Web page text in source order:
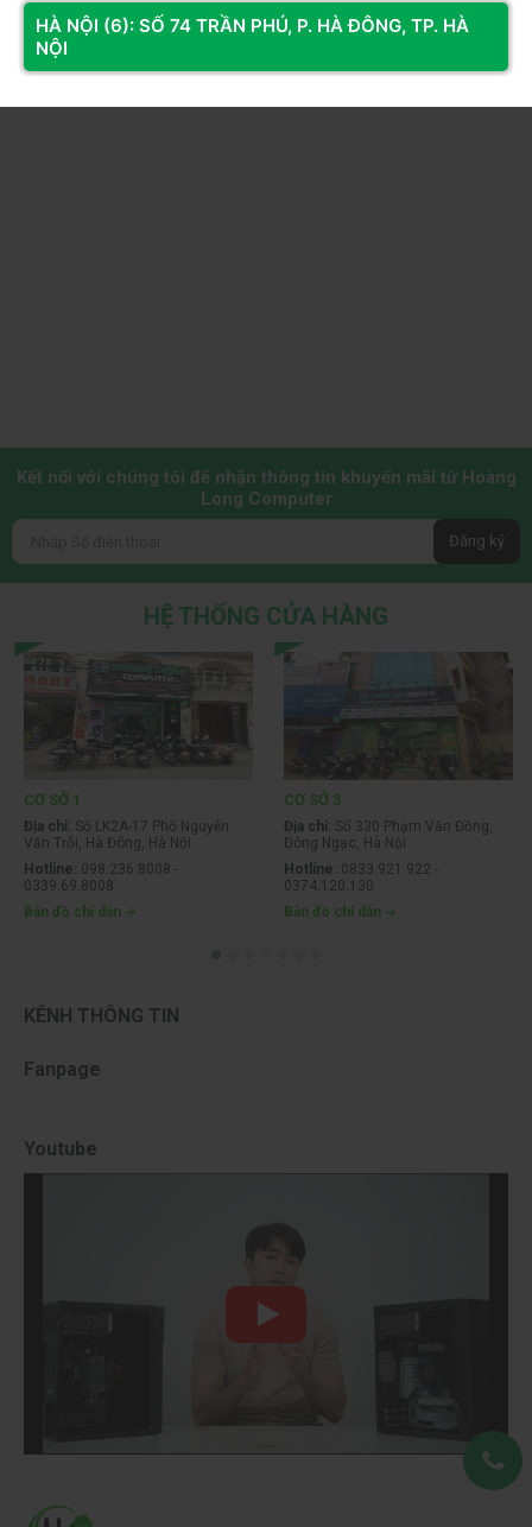
Kết nối với chúng tôi để nhận thông tin khuyến mãi từ Hoàng
Long Computer
Đăng ký
HỆ THỐNG CỬA HÀNG
CƠ SỞ 1
Địa chỉ: Số LK2A-17 Phố Nguyễn
Văn Trỗi, Hà Đông, Hà Nội
Hotline: 098.236.8008 -
0339.69.8008
Bản đồ chỉ dẫn
CƠ SỞ 3
Địa chỉ: Số 330 Phạm Văn Đồng,
Đông Ngạc, Hà Nội
Hotline: 0833.921.922 -
0374.120.130
Bản đồ chỉ dẫn
KÊNH THÔNG TIN
Fanpage
Youtube
HÀ NỘI (6): SỐ 74 TRẦN PHÚ, P. HÀ ĐÔNG, TP. HÀ
NỘI